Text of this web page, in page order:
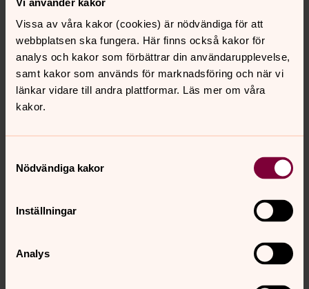
Vissa av våra kakor (cookies) är nödvändiga för att
webbplatsen ska fungera. Här finns också kakor för
analys och kakor som förbättrar din användarupplevelse,
samt kakor som används för marknadsföring och när vi
länkar vidare till andra plattformar. Läs mer om våra
kakor.
Nödvändiga kakor
Inställningar
Analys
Bild 1 av 3
Man får hjälpas åt när det kör ihop sig med väven.
Öppna bildspel
Synpunkter eller frågor på sidans